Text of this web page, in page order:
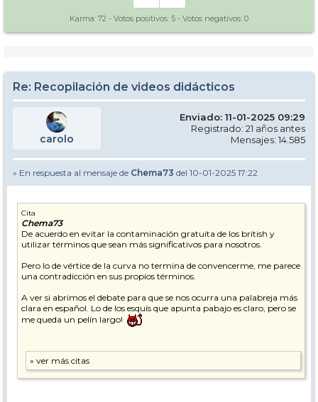
Karma: 72 - Votos positivos: 5 - Votos negativos: 0
Re: Recopilación de videos didácticos
carolo
Enviado: 11-01-2025 09:29
Registrado: 21 años antes
Mensajes: 14.585
» En respuesta al mensaje de Chema73 del 10-01-2025 17:22
Cita
Chema73
De acuerdo en evitar la contaminación gratuita de los british y
utilizar términos que sean más significativos para nosotros.
Pero lo de vértice de la curva no termina de convencerme, me parece
una contradicción en sus propios términos.
A ver si abrimos el debate para que se nos ocurra una palabreja más
clara en español. Lo de los esquís que apunta pabajo es claro, pero se
me queda un pelín largo!